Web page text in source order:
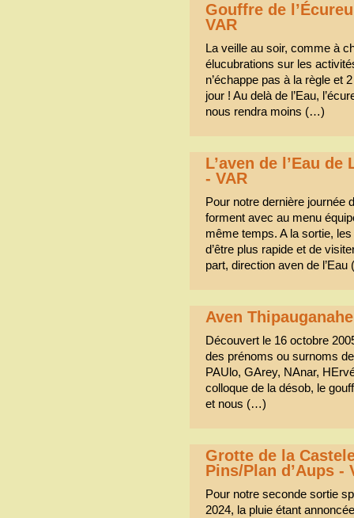
Gouffre de
VAR
La veille au soir, comme à
élucubrations sur les
n’échappe pas à la règle et
jour ! Au delà de l’Eau,
nous rendra moins (…)
L’aven de l’Eau de
- VAR
Pour notre dernière journée
forment avec au menu
même temps. A la sortie,
d’être plus rapide et de
part, direction aven de
Aven
Découvert le 16 octobre
des prénoms ou surnoms
PAUlo, GArey, NAnar,
colloque de la désob, le
et nous (…)
Grotte de la
Pins/Plan d’Aups -
Pour notre seconde sortie
2024, la pluie étant